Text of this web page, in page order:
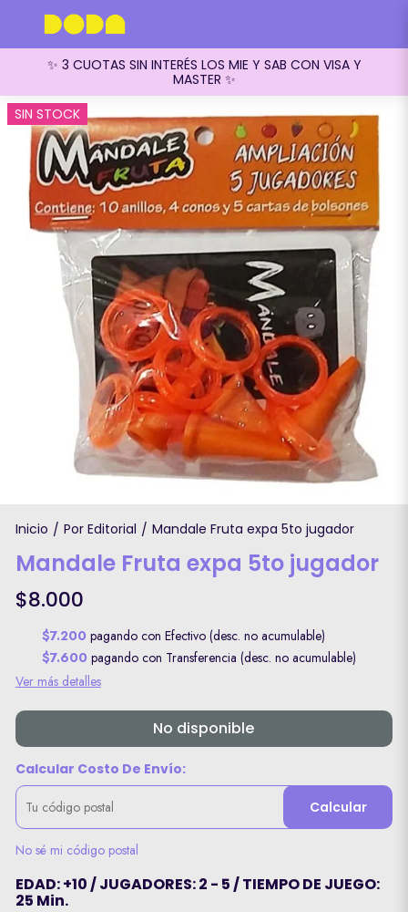
✨ 3 CUOTAS SIN INTERÉS LOS MIE Y SAB CON VISA Y
MASTER ✨
SIN STOCK
Inicio / Por Editorial / Mandale Fruta expa 5to jugador
Mandale Fruta expa 5to jugador
$8.000
$7.200 pagando con Efectivo (desc. no acumulable)
$7.600 pagando con Transferencia (desc. no acumulable)
Ver más detalles
No disponible
Calcular Costo De Envío:
Calcular
No sé mi código postal
EDAD: +10 / JUGADORES: 2 - 5 / TIEMPO DE JUEGO:
25 Min.